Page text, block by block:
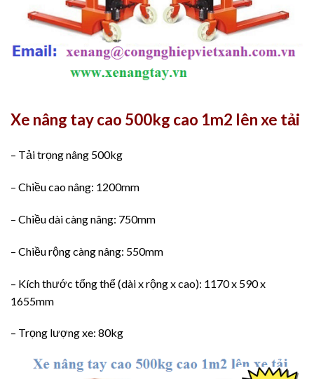
Xe nâng tay cao 500kg cao 1m2 lên xe tải
– Tải trọng nâng 500kg
– Chiều cao nâng: 1200mm
– Chiều dài càng nâng: 750mm
– Chiều rộng càng nâng: 550mm
– Kích thước tổng thể (dài x rộng x cao): 1170 x 590 x
1655mm
– Trọng lượng xe: 80kg